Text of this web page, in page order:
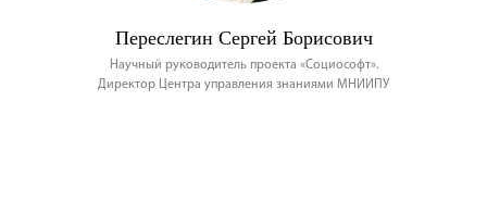
Переслегин Сергей Борисович
Научный руководитель проекта «Социософт».
Директор Центра управления знаниями МНИИПУ